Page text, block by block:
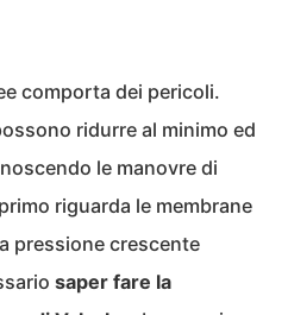
comporta dei pericoli.
ridurre al minimo ed
le manovre di
riguarda le membrane
pressione crescente
saper fare la